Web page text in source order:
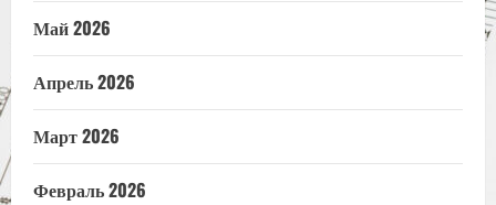
Май 2026
Апрель 2026
Март 2026
Февраль 2026